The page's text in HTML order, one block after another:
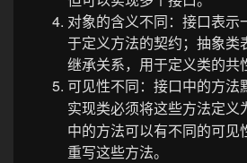
对象的含义不同：接口表示
于定义方法的契约；抽象类
继承关系，用于定义类的共
可见性不同：接口中的方法
实现类必须将这些方法定义
中的方法可以有不同的可见
重写这些方法。